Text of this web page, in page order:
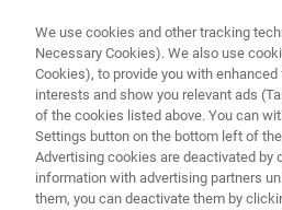
ナノメカニカル試験 ウェビナー
We use cookies and other tracking
Necessary Cookies). We also use
Cookies), to provide you with
interests and show you relevant ads
of the cookies listed above. You can
Settings button on the bottom left of
Advertising cookies are deactivated by
information with advertising partners
them, you can deactivate them by